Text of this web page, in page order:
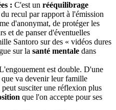
: C'est un rééquilibrage
recul par rapport à l'émission
d'anonymat, de protéger les
et de panser d'éventuelles
Santoro sur des « vidéos dures
sur la santé mentale dans
est double. D'une
va devenir leur famille
susciter une réflexion plus
que l'on accepte pour ses